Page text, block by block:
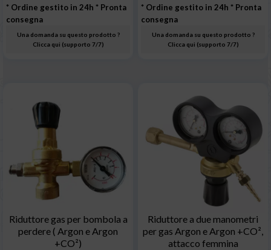
* Ordine gestito in 24h * Pronta
consegna
Una domanda su questo prodotto ?
Clicca qui (supporto 7/7)
* Ordine gestito in 24h * Pronta
consegna
Una domanda su questo prodotto ?
Clicca qui (supporto 7/7)
Riduttore gas per bombola a
perdere ( Argon e Argon
+CO²)
Riduttore a due manometri
per gas Argon e Argon +CO²,
attacco femmina